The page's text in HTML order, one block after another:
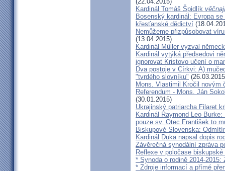
Kardinál Tomáš Špidlík
Bosenský kardinál: Evropa
křesťanské dědictví
Nemůžeme přizpůsobovat
(13.04.2015)
Kardinál Műller vyzval
Kardinál vytýká předsedovi
ignorovat Kristovo učení o
Dva postoje v Církvi: A)
"tvrdého slovníku"
Mons. Vlastimil Kročil novým
Referendum - Mons. Ján
(30.01.2015)
Ukrajinský patriarcha Filaret
Kardinál Raymond Leo
pouze sv. Otec František to
Biskupové Slovenska:
Kardinál Duka napsal dopis
Závěrečná synodální zpráva
Reflexe v poločase
* Synoda o rodině 2014-2015:
* Zdroje informací a přímé